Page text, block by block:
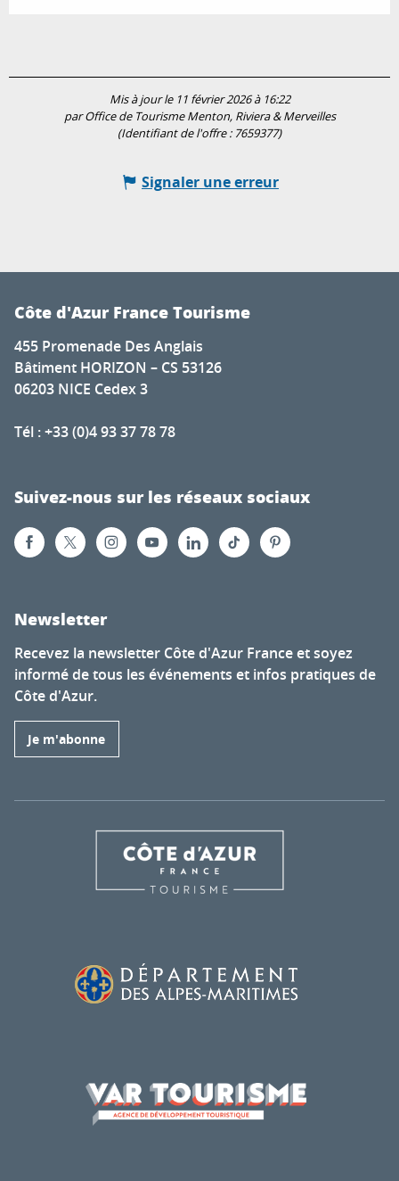
Mis à jour le 11 février 2026 à 16:22
par Office de Tourisme Menton, Riviera & Merveilles
(Identifiant de l'offre : 7659377)
Signaler une erreur
Côte d'Azur France Tourisme
455 Promenade Des Anglais
Bâtiment HORIZON – CS 53126
06203 NICE Cedex 3
Tél : +33 (0)4 93 37 78 78
Suivez-nous sur les réseaux sociaux
Newsletter
Recevez la newsletter Côte d'Azur France et soyez
informé de tous les événements et infos pratiques de
Côte d'Azur.
Je m'abonne